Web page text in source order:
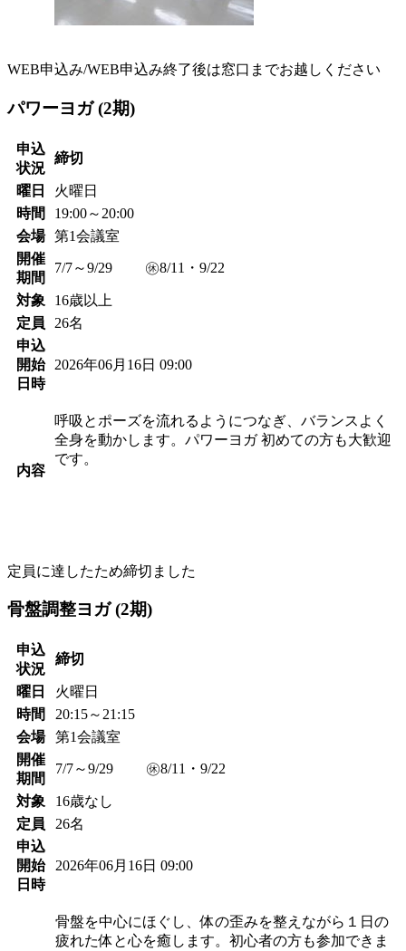
WEB申込み/WEB申込み終了後は窓口までお越しください
パワーヨガ (2期)
申込
状況
締切
曜日
火曜日
時間
19:00～20:00
会場
第1会議室
開催
期間
7/7～9/29 ㊡8/11・9/22
対象
16歳以上
定員
26名
申込
開始
日時
2026年06月16日 09:00
内容
呼吸とポーズを流れるようにつなぎ、バランスよく
全身を動かします。パワーヨガ 初めての方も大歓迎
です。
定員に達したため締切ました
骨盤調整ヨガ (2期)
申込
状況
締切
曜日
火曜日
時間
20:15～21:15
会場
第1会議室
開催
期間
7/7～9/29 ㊡8/11・9/22
対象
16歳なし
定員
26名
申込
開始
日時
2026年06月16日 09:00
骨盤を中心にほぐし、体の歪みを整えながら１日の
疲れた体と心を癒します。初心者の方も参加できま